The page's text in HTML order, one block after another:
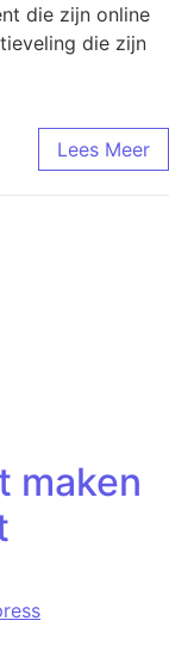
die zijn online
die zijn
Lees Meer
maken